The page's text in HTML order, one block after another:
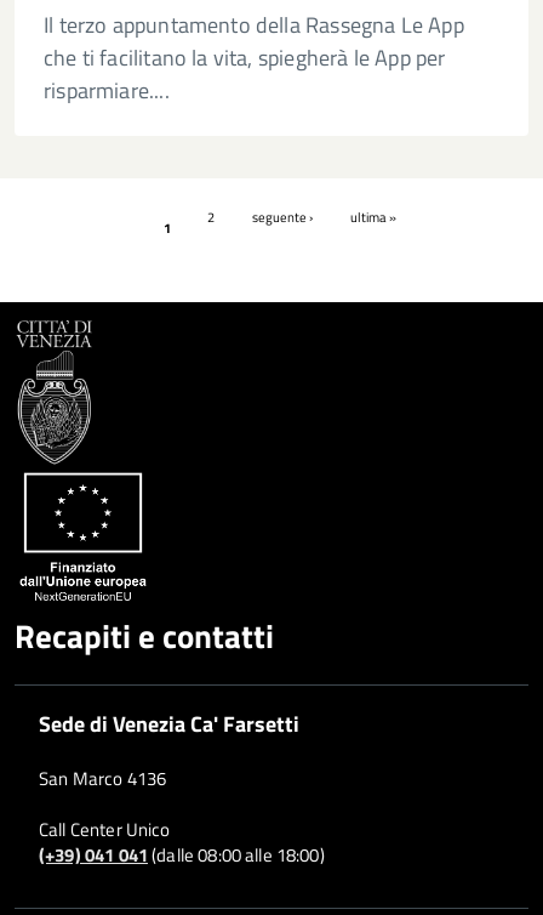
Il terzo appuntamento della Rassegna Le App
che ti facilitano la vita, spiegherà le App per
risparmiare....
Pagine
1
2 seguente › ultima »
Recapiti e contatti
Sede di Venezia Ca' Farsetti
San Marco 4136
Call Center Unico
(+39) 041 041(dalle 08:00 alle 18:00)